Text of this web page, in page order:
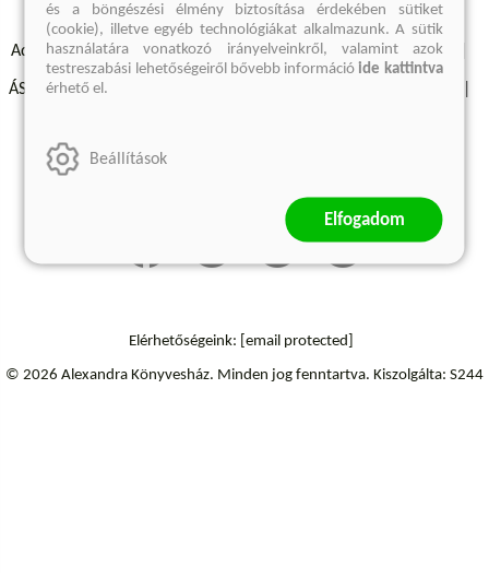
Adatvédelmi szabályzatok Elállási felmondási nyilatkozat
ÁSZF - Vásárlási feltételek
Szállítási információk
Elérhetőségeink: [email protected]
© 2026 Alexandra Könyvesház. Minden jog fenntartva. Kiszolgálta: S244
és a böngészési élmény biztosítása érdekében sütiket
(cookie), illetve egyéb technológiákat alkalmazunk. A sütik
használatára vonatkozó irányelveinkről, valamint azok
testreszabási lehetőségeiről bővebb információide kattintva
érhető el.
Beállítások
Elfogadom